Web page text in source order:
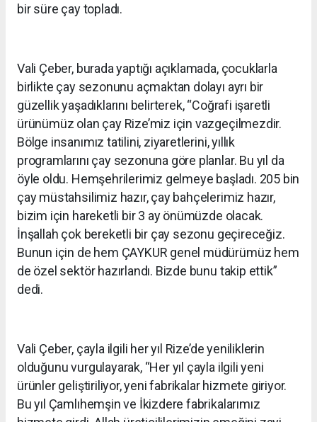
bir süre çay topladı.
Vali Çeber, burada yaptığı açıklamada, çocuklarla
birlikte çay sezonunu açmaktan dolayı ayrı bir
güzellik yaşadıklarını belirterek, “Coğrafi işaretli
ürünümüz olan çay Rize’miz için vazgeçilmezdir.
Bölge insanımız tatilini, ziyaretlerini, yıllık
programlarını çay sezonuna göre planlar. Bu yıl da
öyle oldu. Hemşehrilerimiz gelmeye başladı. 205 bin
çay müstahsilimiz hazır, çay bahçelerimiz hazır,
bizim için hareketli bir 3 ay önümüzde olacak.
İnşallah çok bereketli bir çay sezonu geçireceğiz.
Bunun için de hem ÇAYKUR genel müdürümüz hem
de özel sektör hazırlandı. Bizde bunu takip ettik”
dedi.
Vali Çeber, çayla ilgili her yıl Rize’de yeniliklerin
olduğunu vurgulayarak, “Her yıl çayla ilgili yeni
ürünler geliştiriliyor, yeni fabrikalar hizmete giriyor.
Bu yıl Çamlıhemşin ve İkizdere fabrikalarımız